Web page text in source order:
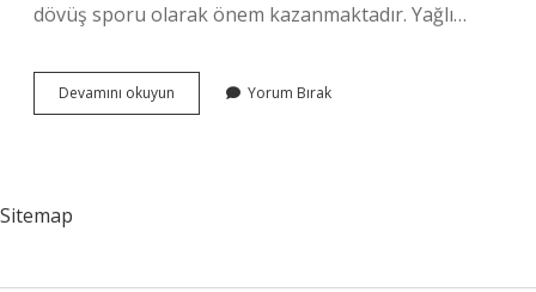
dövüş sporu olarak önem kazanmaktadır. Yağlı…
Devamını okuyun
Amacı
Yorum Bırak
Sitemap